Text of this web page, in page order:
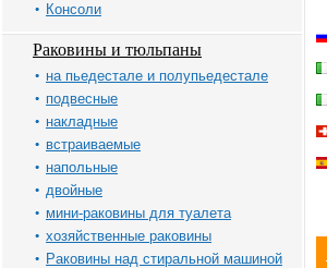
Консоли
Раковины и тюльпаны
на пьедестале и полупьедестале
подвесные
накладные
встраиваемые
напольные
двойные
мини-раковины для туалета
хозяйственные раковины
Раковины над стиральной машиной